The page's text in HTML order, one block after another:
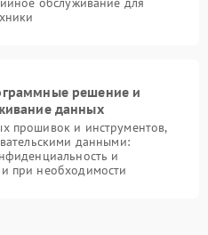
решение и
данных
прошивок и инструментов,
данными:
и
при необходимости